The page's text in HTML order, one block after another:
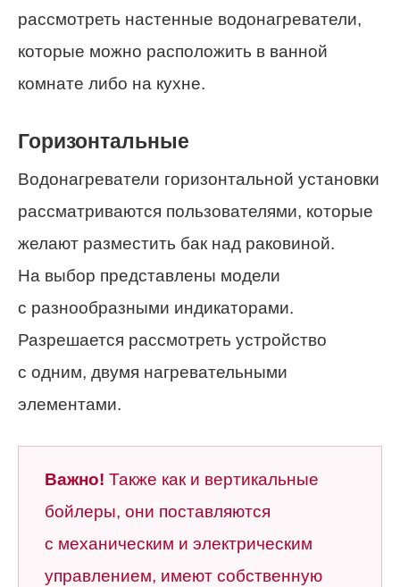
рассмотреть настенные водонагреватели,
которые можно расположить в ванной
комнате либо на кухне.
Горизонтальные
Водонагреватели горизонтальной установки
рассматриваются пользователями, которые
желают разместить бак над раковиной.
На выбор представлены модели
с разнообразными индикаторами.
Разрешается рассмотреть устройство
с одним, двумя нагревательными
элементами.
Важно! Также как и вертикальные
бойлеры, они поставляются
с механическим и электрическим
управлением, имеют собственную